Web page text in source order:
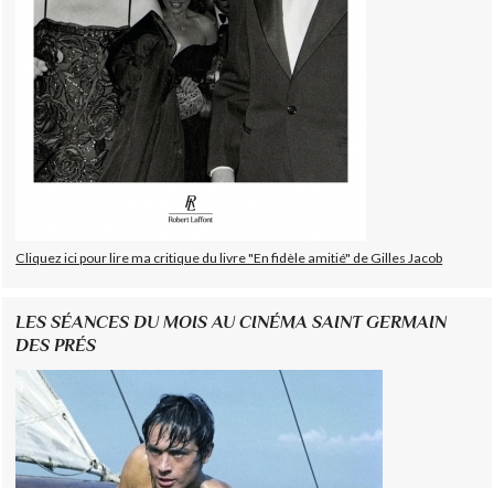
Cliquez ici pour lire ma critique du livre "En fidèle amitié" de Gilles Jacob
LES SÉANCES DU MOIS AU CINÉMA SAINT GERMAIN
DES PRÉS